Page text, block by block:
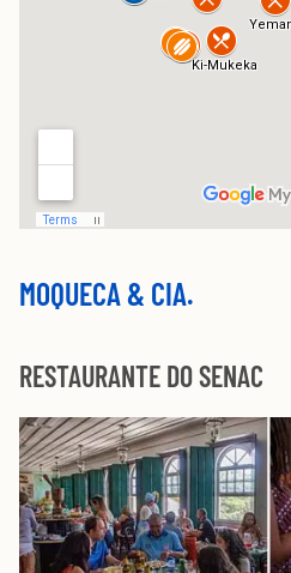
MOQUECA & CIA.
RESTAURANTE DO SENAC